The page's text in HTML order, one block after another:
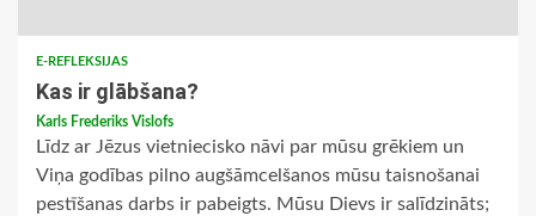
E-REFLEKSIJAS
Kas ir glābšana?
Karls Frederiks Vislofs
Līdz ar Jēzus vietniecisko nāvi par mūsu grēkiem un
Viņa godības pilno augšāmcelšanos mūsu taisnošanai
pestīšanas darbs ir pabeigts. Mūsu Dievs ir salīdzināts;